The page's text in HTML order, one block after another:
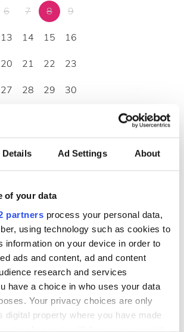
Details Ad Settings About
of your data
partners process your personal data,
using technology such as cookies to
information on your device in order to
ads and content, ad and content
research and services
have a choice in who uses your data
Your privacy choices are only
digital property where you have made
can change or withdraw your consent
6 7 8
9
13 14 15
16
20 21 22
23
27 28 29
30
07:00 - 18:00
07:00 - 18:00
07:00 - 18:00
07:00 - 18:00